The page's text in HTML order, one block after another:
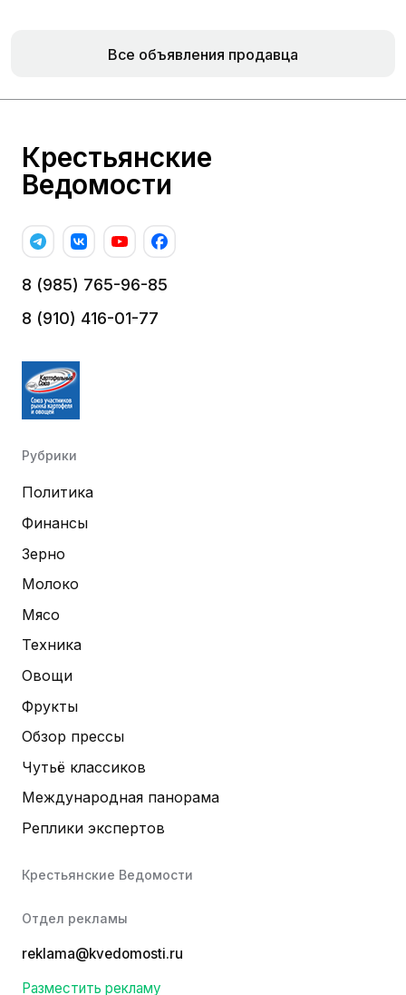
Все объявления продавца
Крестьянские
Ведомости
8 (985) 765-96-85
8 (910) 416-01-77
Рубрики
Политика
Финансы
Зерно
Молоко
Мясо
Техника
Овощи
Фрукты
Обзор прессы
Чутьё классиков
Международная панорама
Реплики экспертов
Крестьянские Ведомости
Отдел рекламы
reklama@kvedomosti.ru
Разместить рекламу